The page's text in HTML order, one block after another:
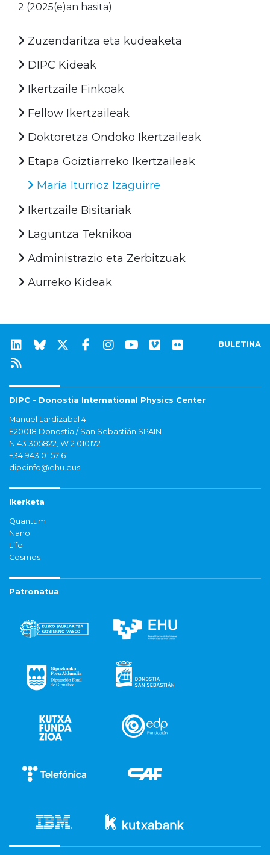
2 (2025(e)an hasita)
Zuzendaritza eta kudeaketa
DIPC Kideak
Ikertzaile Finkoak
Fellow Ikertzaileak
Doktoretza Ondoko Ikertzaileak
Etapa Goiztiarreko Ikertzaileak
María Iturrioz Izaguirre
Ikertzaile Bisitariak
Laguntza Teknikoa
Administrazio eta Zerbitzuak
Aurreko Kideak
BULETINA
DIPC - Donostia International Physics Center
Manuel Lardizabal 4
E20018 Donostia / San Sebastián SPAIN
N 43.305822, W 2.010172
+34 943 01 57 61
dipcinfo@ehu.eus
Ikerketa
Quantum
Nano
Life
Cosmos
Patronatua